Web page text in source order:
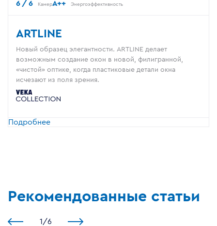
6 / 6 КамерA++ Энергоэффективность
ARTLINE
Новый образец элегантности. ARTLINE делает
возможным создание окон в новой, филигранной,
«чистой» оптике, когда пластиковые детали окна
исчезают из поля зрения.
Подробнее
Рекомендованные статьи
1 /6